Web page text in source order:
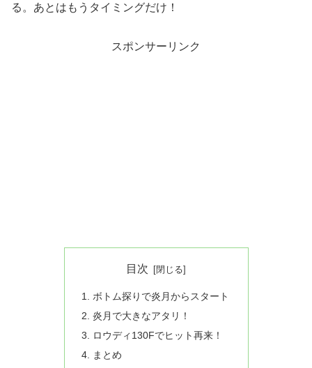
る。あとはもうタイミングだけ！
スポンサーリンク
目次
ボトム探りで炎月からスタート
炎月で大きなアタリ！
ロウディ130Fでヒット再来！
まとめ